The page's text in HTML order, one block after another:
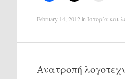
February 14, 2012 in Ιστορία και
Ανατροπή